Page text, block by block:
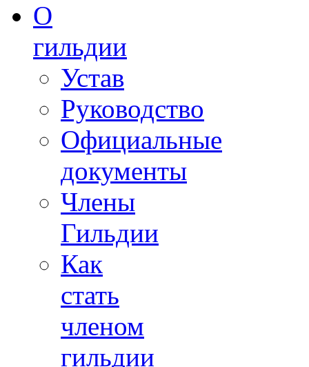
О
гильдии
Устав
Руководство
Официальные
документы
Члены
Гильдии
Как
стать
членом
гильдии